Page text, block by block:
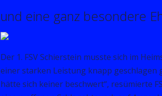
und eine ganz besondere
Der 1. FSV Schierstein musste sich im
einer starken Leistung knapp geschlagen
hätte sich keiner beschwert“, resümierte